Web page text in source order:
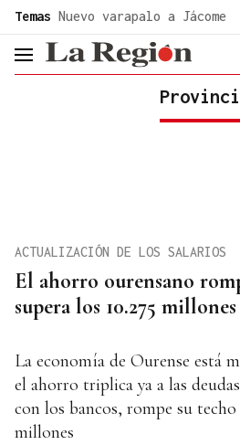
Temas Nuevo varapalo a Jácome
header.menu.open
El ahorro ourensano
supera los 10.275
ACTUALIZACIÓN DE LOS SALARIOS
La economía de Ourense está
el ahorro triplica ya a las
con los bancos, rompe su techo
millones